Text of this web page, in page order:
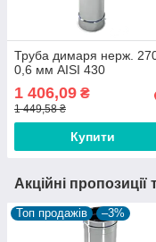
Труба димаря нерж.
0,6 мм AISI 430
1 406,09 ₴
1 449,58 ₴
Купити
Акційні пропозиції
Топ продажів –3%